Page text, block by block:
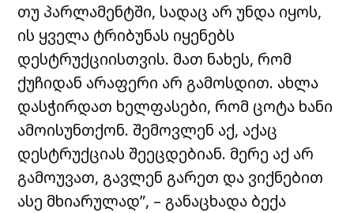
თუ პარლამენტში, სადაც არ უნდა იყოს,
ის ყველა ტრიბუნას იყენებს
დესტრუქციისთვის. მათ ნახეს, რომ
ქუჩიდან არაფერი არ გამოსდით. ახლა
დასჭირდათ ხელფასები, რომ ცოტა ხანი
ამოისუნთქონ. შემოვლენ აქ, აქაც
დესტრუქციას შეეცდებიან. მერე აქ არ
გამოუვათ, გავლენ გარეთ და ვიქნებით
ასე მხიარულად”, – განაცხადა ბექა